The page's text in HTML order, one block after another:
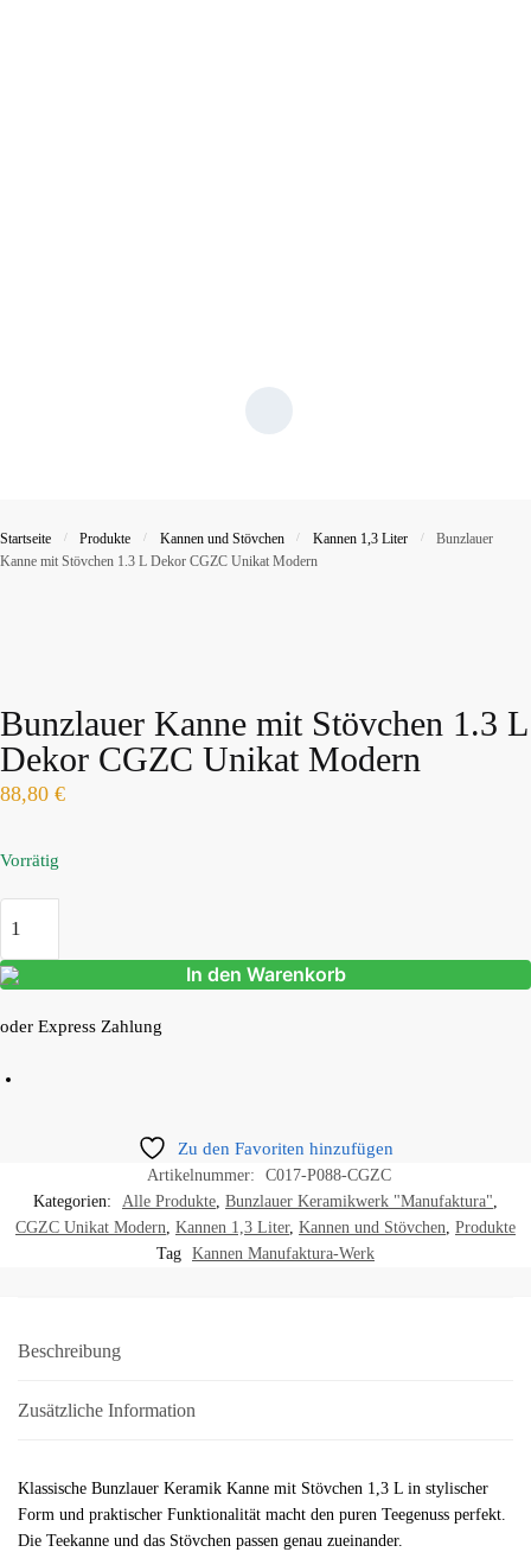
Startseite / Produkte / Kannen und Stövchen / Kannen 1,3 Liter /
Bunzlauer
Kanne mit Stövchen 1.3 L Dekor CGZC Unikat Modern
Bunzlauer Kanne mit Stövchen 1.3 L
Dekor CGZC Unikat Modern
88,80 €
Vorrätig
In den Warenkorb
oder Express Zahlung
Zu den Favoriten hinzufügen
Artikelnummer:
C017-P088-CGZC
Kategorien:
Alle Produkte Bunzlauer Keramikwerk "Manufaktura"
CGZC Unikat Modern Kannen 1,3 Liter, Kannen und Stövchen Produkte
Tag Kannen Manufaktura-Werk
Beschreibung
Zusätzliche Information
Klassische Bunzlauer Keramik Kanne mit Stövchen 1,3 L in stylischer
Form und praktischer Funktionalität macht den puren Teegenuss perfekt.
Die Teekanne und das Stövchen passen genau zueinander.